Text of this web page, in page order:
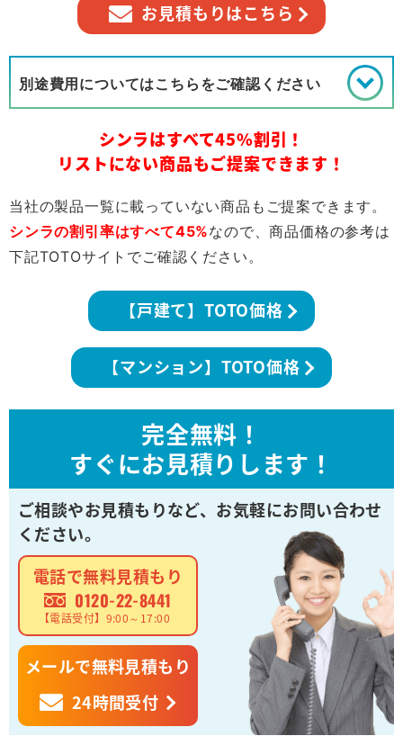
お見積もりはこちら
別途費用についてはこちらをご確認ください
シンラはすべて45%割引！
リストにない商品もご提案できます！
当社の製品一覧に載っていない商品もご提案できます。
シンラの割引率はすべて45%なので、商品価格の参考は
下記TOTOサイトでご確認ください。
【戸建て】TOTO価格
【マンション】TOTO価格
完全無料！
すぐにお見積りします！
ご相談やお見積もりなど、 お気軽にお問い合わせ
ください。
電話で無料見積もり
0120-22-8441
【電話受付】9:00～17:00
メールで無料見積もり
24時間受付